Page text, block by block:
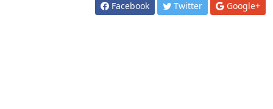
Facebook Twitter Google+